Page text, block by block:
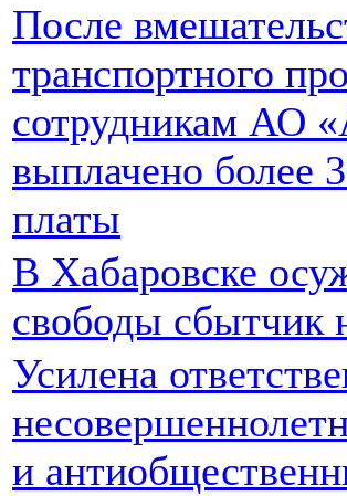
После
транспортного
сотрудникам АО
выплачено более
платы
В Хабаровске
свободы сбытчик
Усилена
и